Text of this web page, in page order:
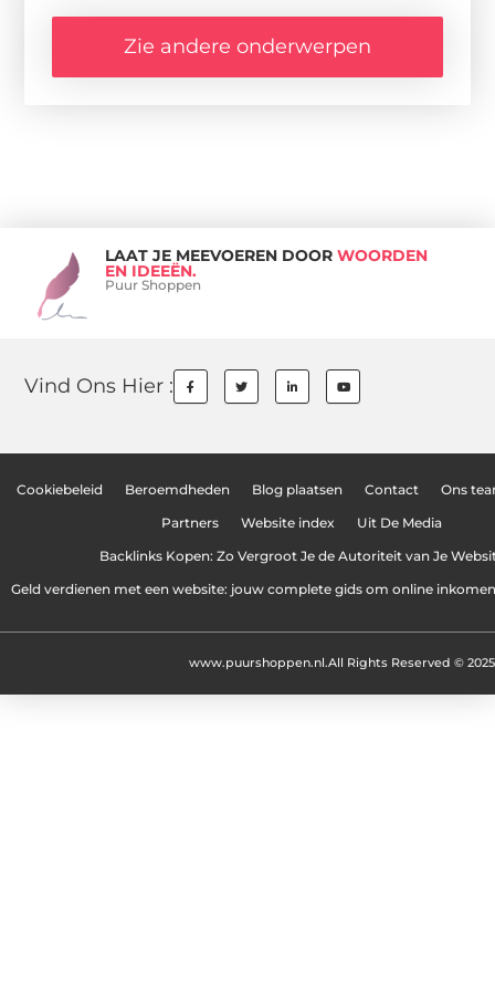
Zie andere onderwerpen
LAAT JE MEEVOEREN DOOR WOORDEN
EN IDEEËN.
Puur Shoppen
Vind Ons Hier :
Cookiebeleid Beroemdheden Blog plaatsen Contact Ons
Partners Website index Uit De Media
Backlinks Kopen: Zo Vergroot Je de Autoriteit van Je
Geld verdienen met een website: jouw complete gids om online
All Rights Reserved © 2025
www.puurshoppen.nl.